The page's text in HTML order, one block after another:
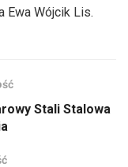
Ewa Wójcik Lis.
Stali Stalowa